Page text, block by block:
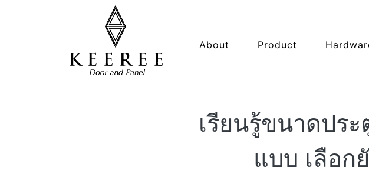
About Product
เรียนรู้ขนาดปร
แบบ เลือก